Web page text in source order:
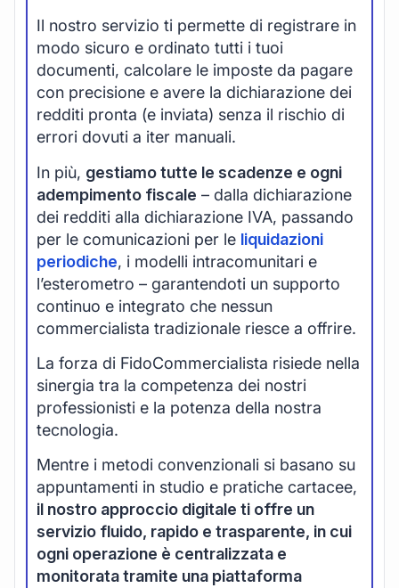
Il nostro servizio ti permette di registrare in
modo sicuro e ordinato tutti i tuoi
documenti, calcolare le imposte da pagare
con precisione e avere la dichiarazione dei
redditi pronta (e inviata) senza il rischio di
errori dovuti a iter manuali.
In più, gestiamo tutte le scadenze e ogni
adempimento fiscale – dalla dichiarazione
dei redditi alla dichiarazione IVA, passando
per le comunicazioni per le liquidazioni
periodiche, i modelli intracomunitari e
l’esterometro – garantendoti un supporto
continuo e integrato che nessun
commercialista tradizionale riesce a offrire.
La forza di FidoCommercialista risiede nella
sinergia tra la competenza dei nostri
professionisti e la potenza della nostra
tecnologia.
Mentre i metodi convenzionali si basano su
appuntamenti in studio e pratiche cartacee,
il nostro approccio digitale ti offre un
servizio fluido, rapido e trasparente, in cui
ogni operazione è centralizzata e
monitorata tramite una piattaforma